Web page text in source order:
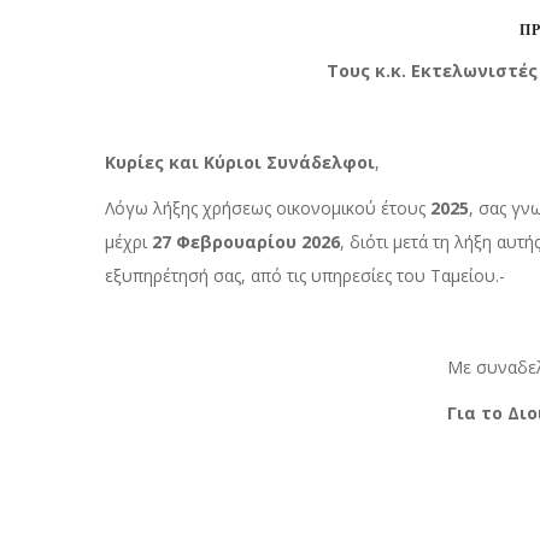
Τους κ.κ. Εκτελωνιστές –
Κυρίες και Κύριοι Συνάδελφοι,
Λόγω λήξης χρήσεως οικονομικού έτους 2025, σας
μέχρι 27 Φεβρουαρίου 2026, διότι μετά τη λήξη
εξυπηρέτησή σας, από τις υπηρεσίες του Ταμείου.-
Με συναδελφικούς
Για το Διοικητικό